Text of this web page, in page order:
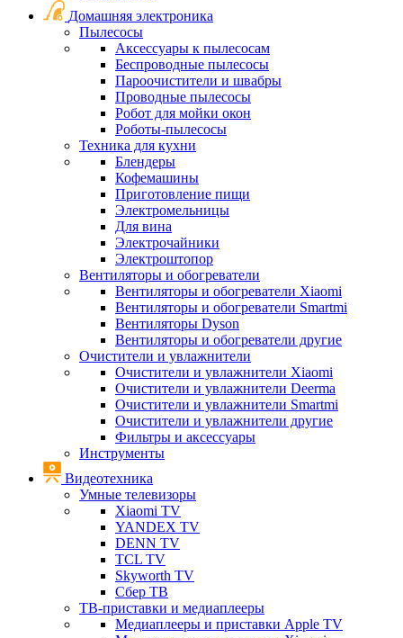
Домашняя электроника
Пылесосы
Аксессуары к пылесосам
Беспроводные пылесосы
Пароочистители и швабры
Проводные пылесосы
Робот для мойки окон
Роботы-пылесосы
Техника для кухни
Блендеры
Кофемашины
Приготовление пищи
Электромельницы
Для вина
Электрочайники
Электроштопор
Вентиляторы и обогреватели
Вентиляторы и обогреватели Xiaomi
Вентиляторы и обогреватели Smartmi
Вентиляторы Dyson
Вентиляторы и обогреватели другие
Очистители и увлажнители
Очистители и увлажнители Xiaomi
Очистители и увлажнители Deerma
Очистители и увлажнители Smartmi
Очистители и увлажнители другие
Фильтры и аксессуары
Инструменты
Видеотехника
Умные телевизоры
Xiaomi TV
YANDEX TV
DENN TV
TCL TV
Skyworth TV
Сбер ТВ
ТВ-приставки и медиаплееры
Медиаплееры и приставки Apple TV